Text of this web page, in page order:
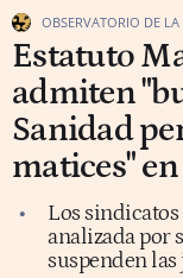
OBSERVATORIO DE
Estatuto
admiten
Sanidad
matices"
Los
analizada por
suspenden